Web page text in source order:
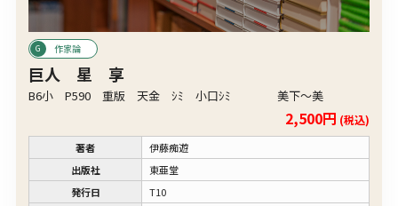
作家論
巨人 星 享
B6小 P590 重版 天金 ｼﾐ 小口ｼﾐ 美下〜美
2,500円 (税込)
著者
伊藤痴遊
出版社
東亜堂
発行日
T10